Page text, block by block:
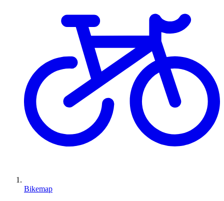
Bikemap